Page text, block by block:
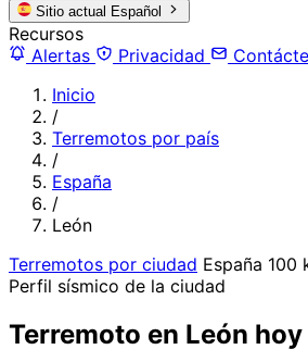
Sitio actual Español
Recursos
Alertas
Privacidad
Inicio
/
Terremotos por país
/
España
/
León
Terremotos por ciudad España 100
Perfil sísmico de la ciudad
Terremoto en León hoy